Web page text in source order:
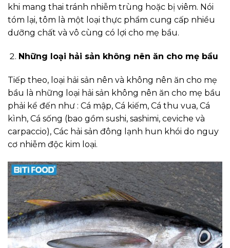
khi mang thai tránh nhiễm trùng hoặc bị viêm. Nói
tóm lại, tôm là một loại thực phẩm cung cấp nhiều
dưỡng chất và vô cùng có lợi cho mẹ bầu.
Những loại hải sản không nên ăn cho mẹ bầu
Tiếp theo, loại hải sản nên và không nên ăn cho mẹ
bầu là những loại hải sản không nên ăn cho mẹ bầu
phải kể đến như : Cá mập, Cá kiếm, Cá thu vua, Cá
kình, Cá sống (bao gồm sushi, sashimi, ceviche và
carpaccio), Các hải sản đông lạnh hun khói do nguy
cơ nhiễm độc kim loại.